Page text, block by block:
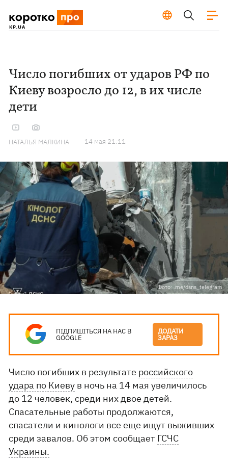
Число погибших от ударов РФ по
Киеву возросло до 12, в их числе
дети
НАТАЛЬЯ МАЛКИНА 14 мая 21:11
Фото: .me/dsns_telegram
ПІДПИШІТЬСЯ НА НАС В
GOOGLE
ДОДАТИ
ЗАРАЗ
Число погибших в результате российского
удара по Киеву в ночь на 14 мая увеличилось
до 12 человек, среди них двое детей.
Спасательные работы продолжаются,
спасатели и кинологи все еще ищут выживших
среди завалов. Об этом сообщает ГСЧС
Украины.